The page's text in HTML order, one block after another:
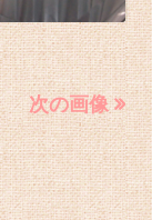
次の画像